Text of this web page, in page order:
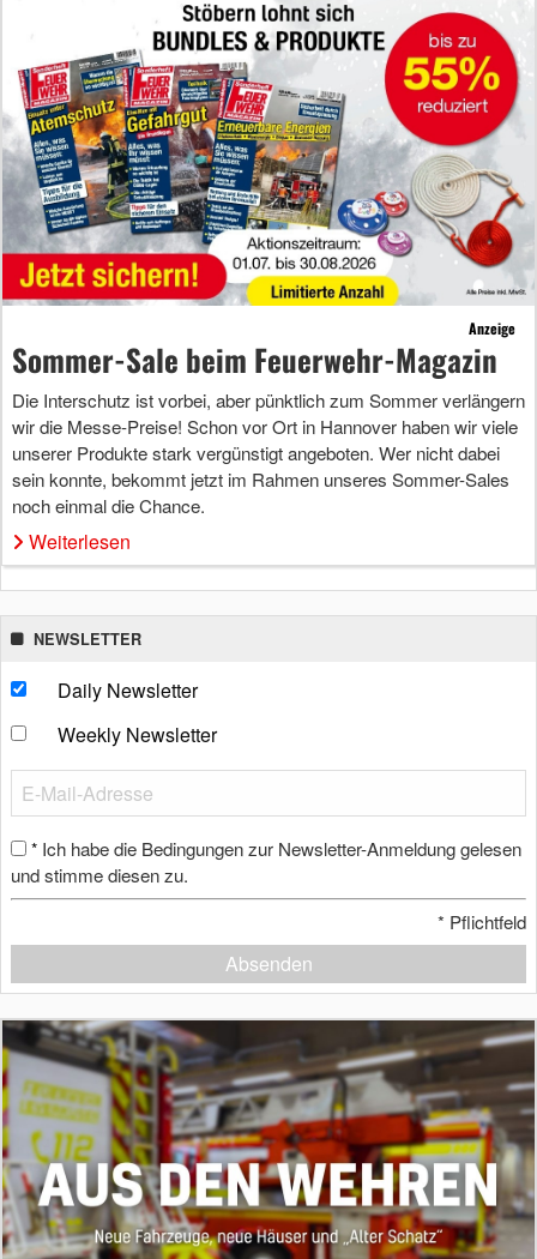
Anzeige
Sommer-Sale beim Feuerwehr-Magazin
Die Interschutz ist vorbei, aber pünktlich zum Sommer verlängern
wir die Messe-Preise! Schon vor Ort in Hannover haben wir viele
unserer Produkte stark vergünstigt angeboten. Wer nicht dabei
sein konnte, bekommt jetzt im Rahmen unseres Sommer-Sales
noch einmal die Chance.
Weiterlesen
NEWSLETTER
Daily Newsletter
Weekly Newsletter
* Ich habe die Bedingungen zur Newsletter-Anmeldung gelesen
und stimme diesen zu.
* Pflichtfeld
Absenden